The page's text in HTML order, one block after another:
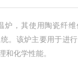
炉，其使用陶瓷纤
。该炉主要用于进
和化学性能。